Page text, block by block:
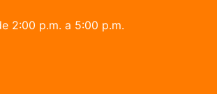
2:00 p.m. a 5:00 p.m.